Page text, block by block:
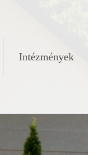
Intézmények